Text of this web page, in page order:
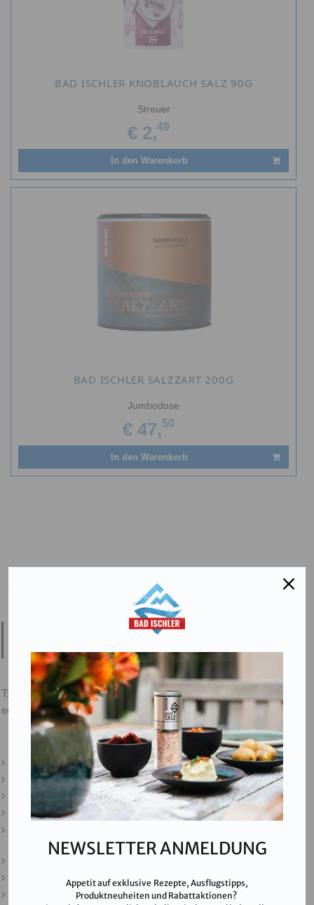
BAD ISCHLER KNOBLAUCH SALZ 90G
Streuer
€ 2,49
In den Warenkorb
BAD ISCHLER SALZZART 200G
Jumbodose
€ 47,50
In den Warenkorb
Salinen Austria Aktiengesellschaft
4802 Ebensee am Traunsee,AUSTRIA
T:
+43 676 87812208
ecommerce@salinen.com
Kontakt
Downloads
Presse
Partner & Friends
NEWSLETTER ANMELDUNG
Appetit auf exklusive Rezepte, Ausflugstipps,
Produktneuheiten und Rabattaktionen?